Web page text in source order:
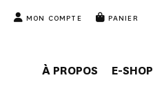
MON COMPTE PANIER
À PROPOS E-SHOP